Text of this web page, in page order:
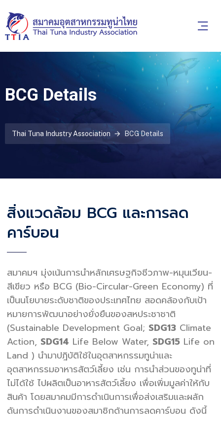
BCG Details
Thai Tuna Industry Association BCG Details
สิ่งแวดล้อม BCG และการลด
คาร์บอน
สมาคมฯ มุ่งเน้นการนำหลักเศรษฐกิจชีวภาพ-หมุนเวียน-
สีเขียว หรือ BCG (Bio-Circular-Green Economy) ที่
เป็นนโยบายระดับชาติของประเทศไทย สอดคล้องกับเป้า
หมายการพัฒนาอย่างยั่งยืนของสหประชาชาติ
(Sustainable Development Goal; SDG13Climate
Action, SDG14 Life Below Water, SDG15Life on
Land ) นำมาปฎิบัติใช้ในอุตสาหกรรมทูน่าและ
อุตสาหกรรมอาหารสัตว์เลี้ยง เช่น การนำส่วนของทูน่าที่
ไม่ได้ใช้ ไปผลิตเป็นอาหารสัตว์เลี้ยง เพื่อเพิ่มมูลค่าให้กับ
สินค้า โดยสมาคมมีการดำเนินการเพื่อส่งเสริมและผลัก
ดันการดำเนินงานของสมาชิกด้านการลดคาร์บอน ดังนี้